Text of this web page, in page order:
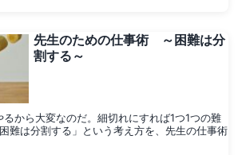
先生のための仕事術 ～困難は分
割する～
るから大変なのだ。細切れにすれば1つ1つの難
は分割する」という考え方を、先生の仕事術